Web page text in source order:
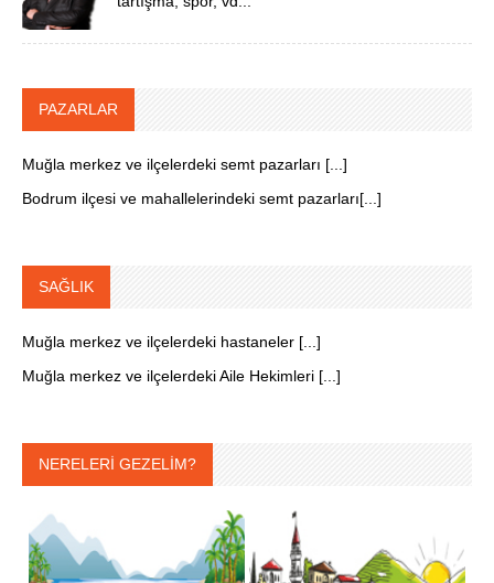
PAZARLAR
Muğla merkez ve ilçelerdeki semt pazarları [...]
Bodrum ilçesi ve mahallelerindeki semt pazarları[...]
SAĞLIK
Muğla merkez ve ilçelerdeki hastaneler [...]
Muğla merkez ve ilçelerdeki Aile Hekimleri [...]
NERELERİ GEZELİM?